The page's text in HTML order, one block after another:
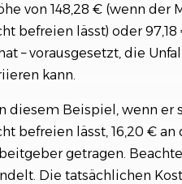
von 148,28 € (wenn der
befreien lässt) oder
– vorausgesetzt, die
kann.
diesem Beispiel, wenn er
befreien lässt, 16,20 €
getragen.
Die tatsächlichen